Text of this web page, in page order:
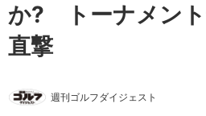
か? トーナメン
直撃
週刊ゴルフダイジェスト